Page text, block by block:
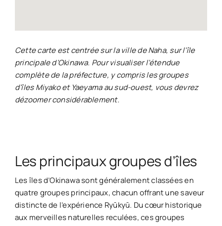
Cette carte est centrée sur la ville de Naha, sur l’île
principale d’Okinawa. Pour visualiser l’étendue
complète de la préfecture, y compris les groupes
d’îles Miyako et Yaeyama au sud-ouest, vous devrez
dézoomer considérablement.
Les principaux groupes d’îles
Les îles d’Okinawa sont généralement classées en
quatre groupes principaux, chacun offrant une saveur
distincte de l’expérience Ryūkyū. Du cœur historique
aux merveilles naturelles reculées, ces groupes